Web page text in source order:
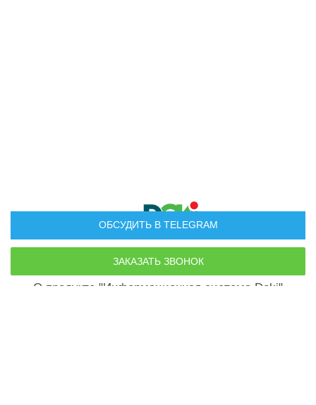
Руководство пользователя
О продукте "Информационная система Doki"
ОБСУДИТЬ В TELEGRAM